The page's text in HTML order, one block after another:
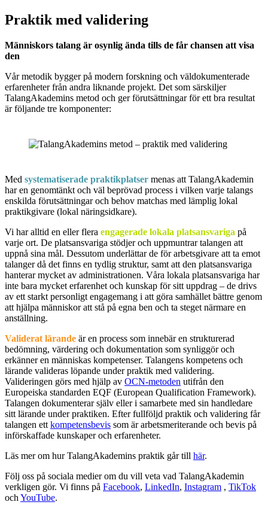
Praktik med validering
Människors talang är osynlig ända tills de får chansen att visa
den
Vår metodik bygger på modern forskning och väldokumenterade
erfarenheter från andra liknande projekt. Det som särskiljer
TalangAkademins metod och ger förutsättningar för ett bra resultat
är följande tre komponenter:
Med systematiserade praktikplatser menas att TalangAkademin
har en genomtänkt och väl beprövad process i vilken varje talangs
enskilda förutsättningar och behov matchas med lämplig lokal
praktikgivare (lokal näringsidkare).
Vi har alltid en eller flera engagerade lokala platsansvariga på
varje ort. De platsansvariga stödjer och uppmuntrar talangen att
uppnå sina mål. Dessutom underlättar de för arbetsgivare att ta emot
talanger då det finns en tydlig struktur, samt att den platsansvariga
hanterar mycket av administrationen. Våra lokala platsansvariga har
inte bara mycket erfarenhet och kunskap för sitt uppdrag – de drivs
av ett starkt personligt engagemang i att göra samhället bättre genom
att hjälpa människor att stå på egna ben och ta steget närmare en
anställning.
Validerat lärande är en process som innebär en strukturerad
bedömning, värdering och dokumentation som synliggör och
erkänner en människas kompetenser. Talangens kompetens och
lärande valideras löpande under praktik med validering.
Valideringen görs med hjälp av OCN-metoden utifrån den
Europeiska standarden EQF (European Qualification Framework).
Talangen dokumenterar själv eller i samarbete med sin handledare
sitt lärande under praktiken. Efter fullföljd praktik och validering får
talangen ett kompetensbevis som är arbetsmeriterande och bevis på
införskaffade kunskaper och erfarenheter.
Läs mer om hur TalangAkademins praktik går till här.
Följ oss på sociala medier om du vill veta vad TalangAkademin
verkligen gör. Vi finns på Facebook, LinkedIn, Instagram , TikTok
och YouTube.